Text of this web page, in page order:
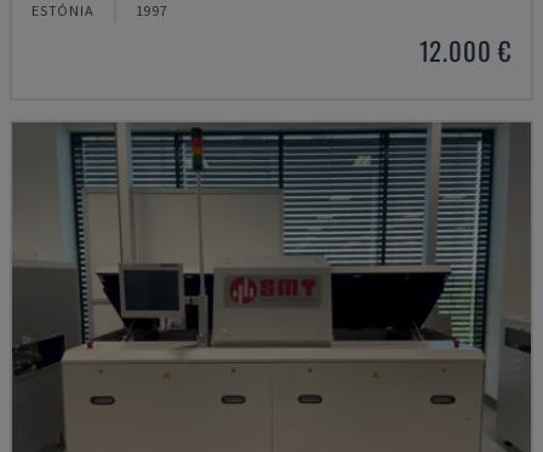
ESTÓNIA 1997
12.000 €